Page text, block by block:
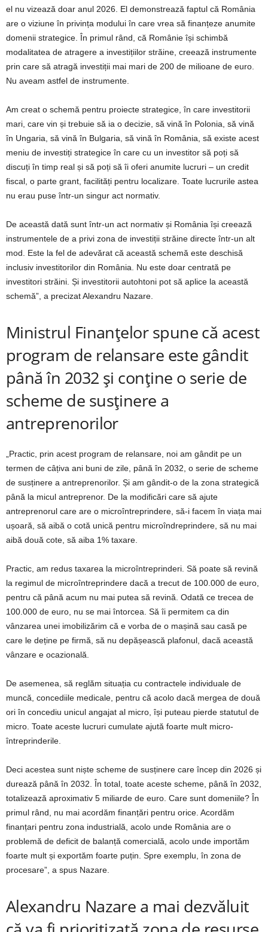
el nu vizează doar anul 2026. El demonstrează faptul că România
are o viziune în privința modului în care vrea să finanțeze anumite
domenii strategice. În primul rând, că Românie își schimbă
modalitatea de atragere a investițiilor străine, creează instrumente
prin care să atragă investiții mai mari de 200 de milioane de euro.
Nu aveam astfel de instrumente.
Am creat o schemă pentru proiecte strategice, în care investitorii
mari, care vin și trebuie să ia o decizie, să vină în Polonia, să vină
în Ungaria, să vină în Bulgaria, să vină în România, să existe acest
meniu de investiți strategice în care cu un investitor să poți să
discuți în timp real și să poți să îi oferi anumite lucruri – un credit
fiscal, o parte grant, facilități pentru localizare. Toate lucrurile astea
nu erau puse într-un singur act normativ.
De această dată sunt într-un act normativ și România își creează
instrumentele de a privi zona de investiții străine directe într-un alt
mod. Este la fel de adevărat că această schemă este deschisă
inclusiv investitorilor din România. Nu este doar centrată pe
investitori străini. Și investitorii autohtoni pot să aplice la această
schemă”, a precizat Alexandru Nazare.
Ministrul Finanțelor spune că acest
program de relansare este gândit
până în 2032 și conține o serie de
scheme de susținere a
antreprenorilor
„Practic, prin acest program de relansare, noi am gândit pe un
termen de câțiva ani buni de zile, până în 2032, o serie de scheme
de susținere a antreprenorilor. Și am gândit-o de la zona strategică
până la micul antreprenor. De la modificări care să ajute
antreprenorul care are o microîntreprindere, să-i facem în viața mai
ușoară, să aibă o cotă unică pentru microîndreprindere, să nu mai
aibă două cote, să aiba 1% taxare.
Practic, am redus taxarea la microîntreprinderi. Să poate să revină
la regimul de microîntreprindere dacă a trecut de 100.000 de euro,
pentru că până acum nu mai putea să revină. Odată ce trecea de
100.000 de euro, nu se mai întorcea. Să îi permitem ca din
vânzarea unei imobilizărim că e vorba de o mașină sau casă pe
care le deține pe firmă, să nu depășească plafonul, dacă această
vânzare e ocazională.
De asemenea, să reglăm situația cu contractele individuale de
muncă, concediile medicale, pentru că acolo dacă mergea de două
ori în concediu unicul angajat al micro, își puteau pierde statutul de
micro. Toate aceste lucruri cumulate ajută foarte mult micro-
întreprinderile.
Deci acestea sunt niște scheme de susținere care încep din 2026 și
durează până în 2032. În total, toate aceste scheme, până în 2032,
totalizează aproximativ 5 miliarde de euro. Care sunt domeniile? În
primul rând, nu mai acordăm finanțări pentru orice. Acordăm
finanțari pentru zona industrială, acolo unde România are o
problemă de deficit de balanță comercială, acolo unde importăm
foarte mult și exportăm foarte puțin. Spre exemplu, în zona de
procesare”, a spus Nazare.
Alexandru Nazare a mai dezvăluit